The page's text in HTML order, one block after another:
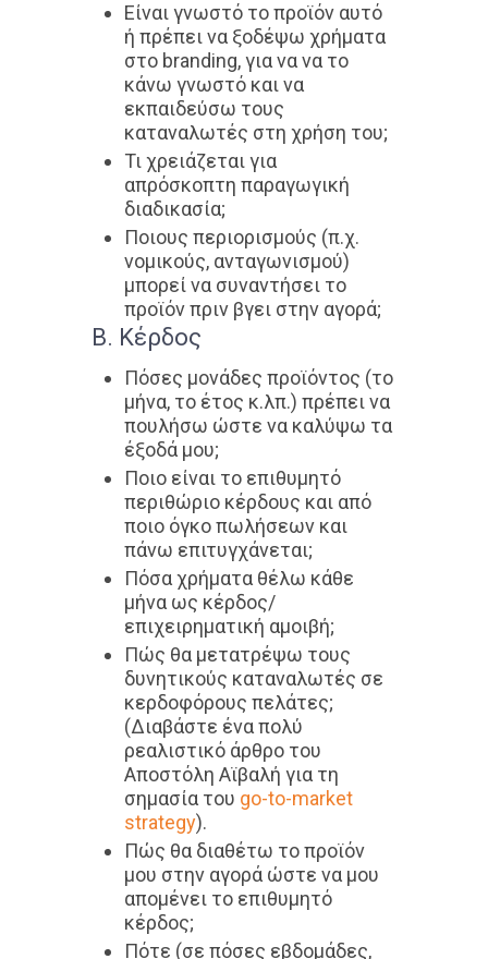
Είναι γνωστό το προϊόν αυτό
ή πρέπει να ξοδέψω χρήματα
στο branding, για να να το
κάνω γνωστό και να
εκπαιδεύσω τους
καταναλωτές στη χρήση του;
Τι χρειάζεται για
απρόσκοπτη παραγωγική
διαδικασία;
Ποιους περιορισμούς (π.χ.
νομικούς, ανταγωνισμού)
μπορεί να συναντήσει το
προϊόν πριν βγει στην αγορά;
Β. Κέρδος
Πόσες μονάδες προϊόντος (το
μήνα, το έτος κ.λπ.) πρέπει να
πουλήσω ώστε να καλύψω τα
έξοδά μου;
Ποιο είναι το επιθυμητό
περιθώριο κέρδους και από
ποιο όγκο πωλήσεων και
πάνω επιτυγχάνεται;
Πόσα χρήματα θέλω κάθε
μήνα ως κέρδος/
επιχειρηματική αμοιβή;
Πώς θα μετατρέψω τους
δυνητικούς καταναλωτές σε
κερδοφόρους πελάτες;
(Διαβάστε ένα πολύ
ρεαλιστικό άρθρο του
Αποστόλη Αϊβαλή για τη
σημασία του go-to-market
strategy).
Πώς θα διαθέτω το προϊόν
μου στην αγορά ώστε να μου
απομένει το επιθυμητό
κέρδος;
Πότε (σε πόσες εβδομάδες,